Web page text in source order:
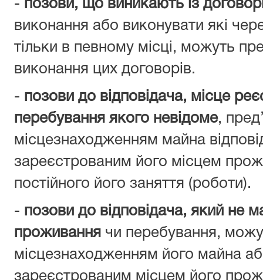
- позови, що виникають із
виконання або виконувати які
тільки в певному місці, можуть
виконання цих договорів.
- позови до відповідача, місце
перебування якого невідоме,
місцезнаходженням майна
зареєстрованим його місцем
постійного його заняття (роботи).
- позови до відповідача, який не
проживання чи перебування,
місцезнаходженням його майна
зареєстрованим місцем його